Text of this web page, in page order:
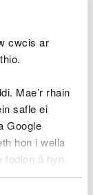
cwcis ar
Mae’r rhain
safle ei
Google
hon i wella
â hyn.
Chwefror
Mawrth
Ebrill
Mai 2023
Mehefin